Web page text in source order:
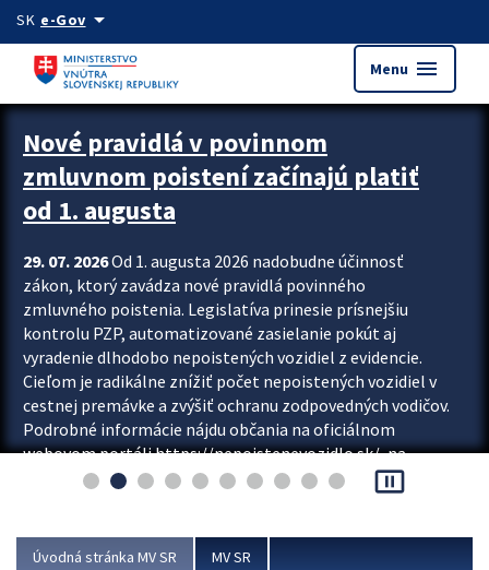
Preskocit na hlavný obsah
SK e-Govarrow_drop_down
Menu menu
Zastavit automatický posun upútavok
Nové pravidlá v povinnom
zmluvnom poistení začínajú platiť
od 1. augusta
29. 07. 2026Od 1. augusta 2026 nadobudne účinnosť
zákon, ktorý zavádza nové pravidlá povinného
zmluvného poistenia. Legislatíva prinesie prísnejšiu
kontrolu PZP, automatizované zasielanie pokút aj
vyradenie dlhodobo nepoistených vozidiel z evidencie.
Cieľom je radikálne znížiť počet nepoistených vozidiel v
cestnej premávke a zvýšiť ochranu zodpovedných vodičov.
Podrobné informácie nájdu občania na oficiálnom
webovom portáli https://nepoistenevozidlo.sk/, na
ktorom od augusta pribudne aj možnosť overiť si...
pause_presentation
Úvodná stránka MV SR MV SR